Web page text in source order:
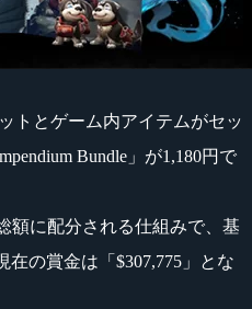
トとゲーム内アイテムがセッ
Bundle」が1,180円で
額に配分される仕組みで、基
在の賞金は「$307,775」とな